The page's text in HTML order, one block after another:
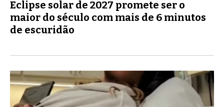
Eclipse solar de 2027 promete ser o
maior do século com mais de 6 minutos
de escuridão